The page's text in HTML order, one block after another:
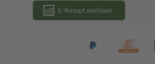
E-Rezept einlösen